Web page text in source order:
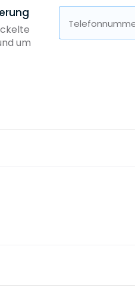
um